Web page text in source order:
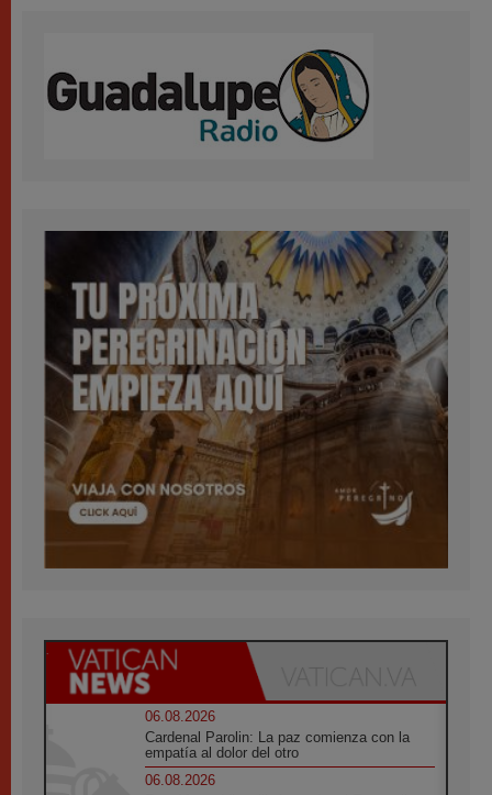
06.08.2026
Cardenal Parolin: La paz comienza con la
empatía al dolor del otro
06.08.2026